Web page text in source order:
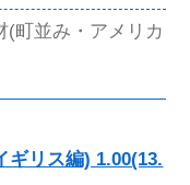
(町並み・アメリカ
ギリス編) 1.00(13.